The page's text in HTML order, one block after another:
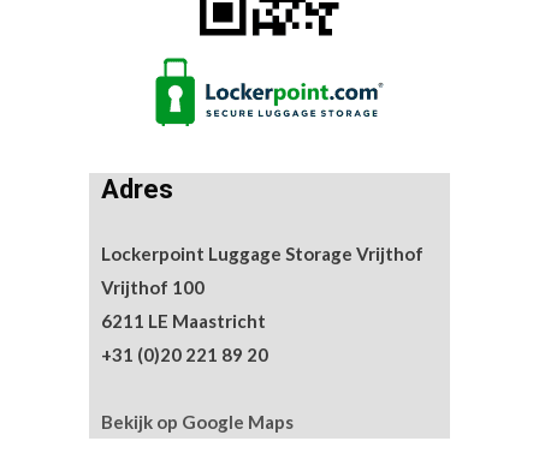
Adres
Lockerpoint Luggage Storage Vrijthof
Vrijthof 100
6211 LE Maastricht
+31 (0)20 221 89 20
Bekijk op Google Maps